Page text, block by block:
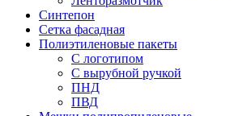
Синтепон
Сетка фасадная
Полиэтиленовые пакеты
С логотипом
С вырубной ручкой
ПНД
ПВД